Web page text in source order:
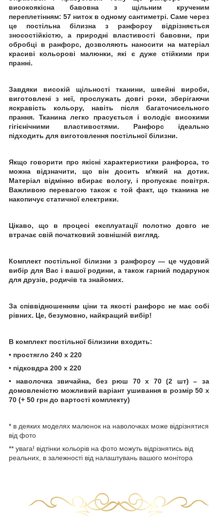
високоякісна бавовна з щільним крученим
переплетінням: 57 ниток в одному сантиметрі. Саме через
це постільна білизна з ранфорсу відрізняється
зносостійкістю, а природні властивості бавовни, при
обробці в ранфорс, дозволяють наносити на матеріал
красиві кольорові малюнки, які є дуже стійкими при
пранні.
Завдяки високій щільності тканини, швейні вироби,
виготовлені з неї, прослужать довгі роки, зберігаючи
яскравість кольору, навіть після багаточисельного
прання. Тканина легко прасується і володіє високими
гігієнічними властивостями. Ранфорс ідеально
підходить для виготовлення постільної білизни.
Якщо говорити про якісні характеристики ранфорса, то
можна відзначити, що він досить м'який на дотик.
Матеріал відмінно вбирає вологу, і пропускає повітря.
Важливою перевагою також є той факт, що тканина не
накопичує статичної електрики.
Цікаво, що в процесі експлуатації полотно довго не
втрачає свій початковий зовнішній вигляд.
Комплект постільної білизни з ранфорсу ― це чудовий
вибір для Вас і вашої родини, а також гарний подарунок
для друзів, родичів та знайомих.
За співвідношенням ціни та якості ранфорс не має собі
рівних. Це, безумовно, найкращий вибір!
В комплект постільної білизини входить:
• простягло 240 х 220
• підковдра 200 х 220
• наволочка звичайна, без рюш 70 х 70 (2 шт) – за
домовленістю можливий варіант ушивання в розмір 50 х
70 (+ 50 грн до вартості комплекту)
* в деяких моделях малюнок на наволочках може відрізнятися
від фото
** увага! відтінки кольорів на фото можуть відрізнятись від
реальних, в залежності від налаштувань вашого монітора